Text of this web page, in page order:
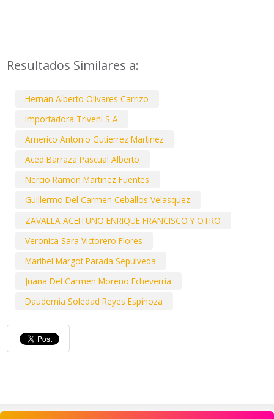
Resultados Similares a:
Hernan Alberto Olivares Carrizo
Importadora TrivenI S A
Americo Antonio Gutierrez Martinez
Aced Barraza Pascual Alberto
Nercio Ramon Martinez Fuentes
Guillermo Del Carmen Ceballos Velasquez
ZAVALLA ACEITUNO ENRIQUE FRANCISCO Y OTRO
Veronica Sara Victorero Flores
Maribel Margot Parada Sepulveda
Juana Del Carmen Moreno Echeverria
Daudemia Soledad Reyes Espinoza